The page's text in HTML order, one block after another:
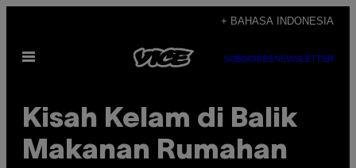
content
+ BAHASA INDONESIA
Open
SUBSCRIBENEWSLETTER
Kisah Kelam di Balik
Makanan Rumahan